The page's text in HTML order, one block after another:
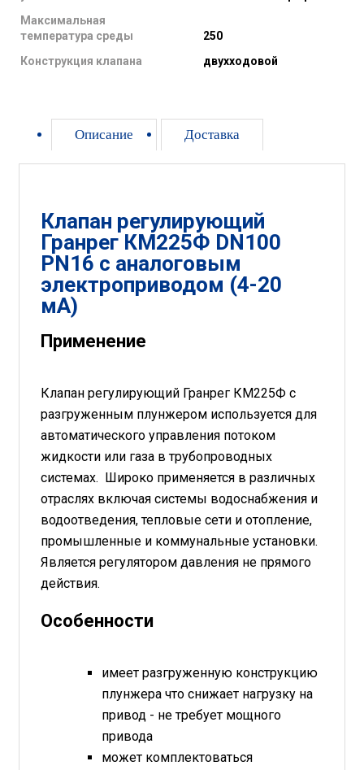
Максимальная
температура среды
250
Конструкция клапана
двухходовой
Описание Доставка
Клапан регулирующий
Гранрег КМ225Ф DN100
PN16 с аналоговым
электроприводом (4-20
мА)
Применение
Клапан регулирующий Гранрег КМ225Ф с
разгруженным плунжером используется для
автоматического управления потоком
жидкости или газа в трубопроводных
системах. Широко применяется в различных
отраслях включая системы водоснабжения и
водоотведения, тепловые сети и отопление,
промышленные и коммунальные установки.
Является регулятором давления не прямого
действия.
Особенности
имеет разгруженную конструкцию
плунжера что снижает нагрузку на
привод - не требует мощного
привода
может комплектоваться